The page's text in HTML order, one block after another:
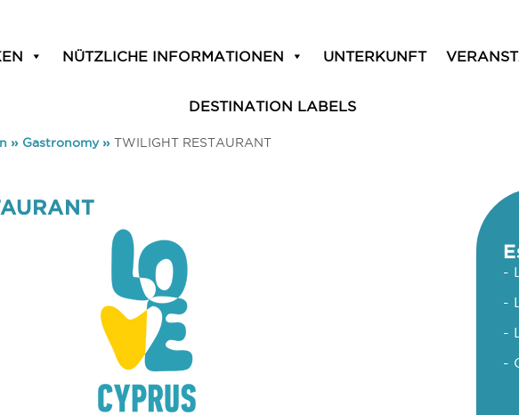
NÜTZLICHE INFORMATIONEN UNTERKUNFT
DESTINATION LABELS
» Gastronomy» TWILIGHT RESTAURANT
-
-
-
-